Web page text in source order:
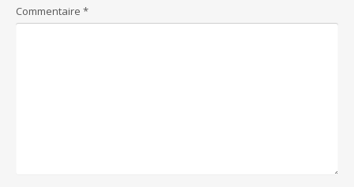
Commentaire *